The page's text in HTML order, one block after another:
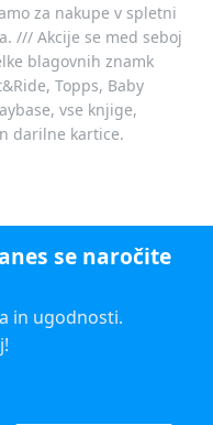
za nakupe v spletni
/// Akcije se med seboj
blagovnih znamk
Topps, Baby
vse knjige,
darilne kartice.
se naročite
in ugodnosti.